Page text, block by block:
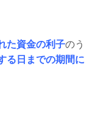
た資金の利子のう
る日までの期間に